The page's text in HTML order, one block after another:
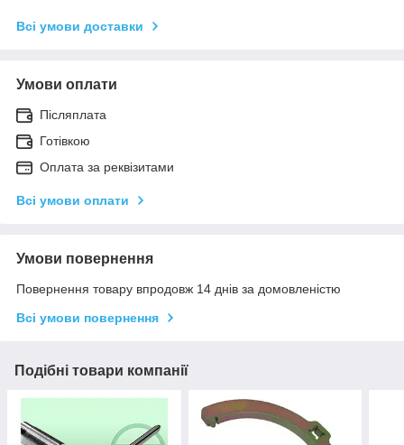
Всі умови доставки
Умови оплати
Післяплата
Готівкою
Оплата за реквізитами
Всі умови оплати
Умови повернення
Повернення товару впродовж 14 днів за домовленістю
Всі умови повернення
Подібні товари компанії